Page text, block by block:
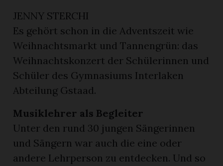
JENNY STERCHI
Es gehört schon in die Adventszeit wie
Weihnachtsmarkt und Tannengrün: das
Weihnachtskonzert der Schülerinnen und
Schüler des Gymnasiums Interlaken
Abteilung Gstaad.
Musiklehrer als Begleiter
Unter den rund 30 jungen Sängerinnen
und Sängern war auch die eine oder
andere Lehrperson zu entdecken. Und so